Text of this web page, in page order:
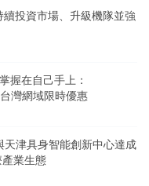
投資市場、升級機隊並強
握在自己手上：
灣網域限時優惠
津具身智能創新中心達成
業生態